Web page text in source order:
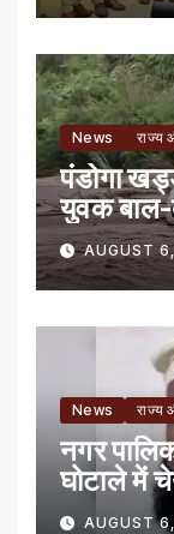
News राज्य
पंडोगा
युवक
AUGUST
News राज्य
नगर
घोटाले में
AUGUST